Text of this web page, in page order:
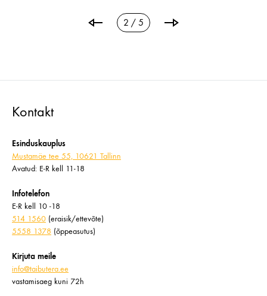
2 / 5
Kontakt
Esinduskauplus
Mustamäe tee 55, 10621 Tallinn
Avatud: E-R kell 11-18
Infotelefon
E-R kell 10 -18
514 1560 (eraisik/ettevõte)
5558 1378 (õppeasutus)
Kirjuta meile
info@taibutera.ee
vastamisaeg kuni 72h